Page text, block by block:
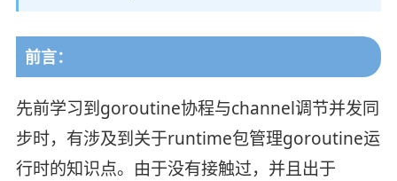
前言：
先前学习到goroutine协程与channel调节并发同
步时，有涉及到关于runtime包管理goroutine运
行时的知识点。由于没有接触过，并且出于